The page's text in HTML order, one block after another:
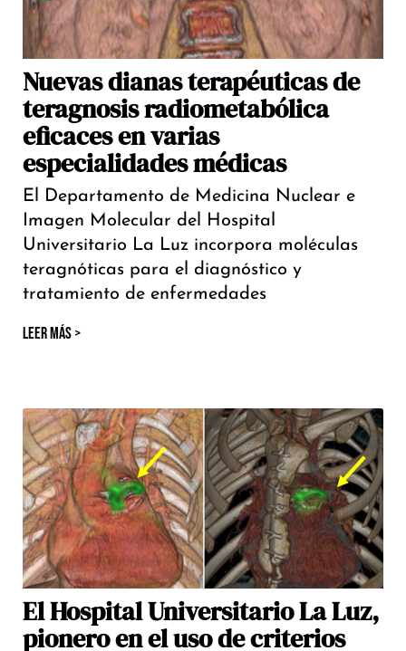
Nuevas dianas terapéuticas de
teragnosis radiometabólica
eficaces en varias
especialidades médicas
El Departamento de Medicina Nuclear e
Imagen Molecular del Hospital
Universitario La Luz incorpora moléculas
teragnóticas para el diagnóstico y
tratamiento de enfermedades
LEER MÁS >
El Hospital Universitario La Luz,
pionero en el uso de criterios